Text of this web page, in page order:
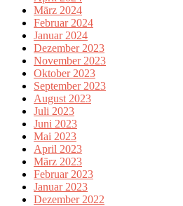
März 2024
Februar 2024
Januar 2024
Dezember 2023
November 2023
Oktober 2023
September 2023
August 2023
Juli 2023
Juni 2023
Mai 2023
April 2023
März 2023
Februar 2023
Januar 2023
Dezember 2022